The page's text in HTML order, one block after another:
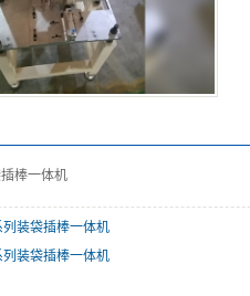
棒一体机
列装袋插棒一体机
列装袋插棒一体机